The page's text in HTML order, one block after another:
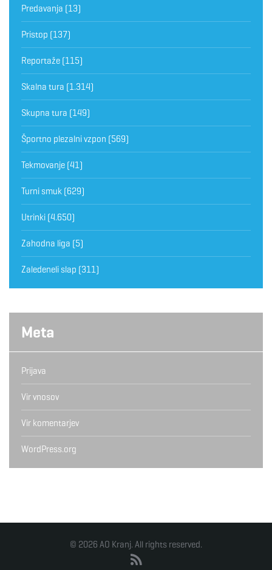
Predavanja (13)
Pristop (137)
Reportaže (115)
Skalna tura (1.314)
Skupna tura (149)
Športno plezalni vzpon (569)
Tekmovanje (41)
Turni smuk (629)
Utrinki (4.650)
Zahodna liga (5)
Zaledeneli slap (311)
Meta
Prijava
Vir vnosov
Vir komentarjev
WordPress.org
© 2026 AO Kranj. All rights reserved.